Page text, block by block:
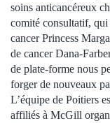
soins anticancéreux
comité consultatif, qui
cancer Princess
de cancer Dana-
de plate-forme nous
forger de nouveaux
L’équipe de Poitiers
affiliés à McGill